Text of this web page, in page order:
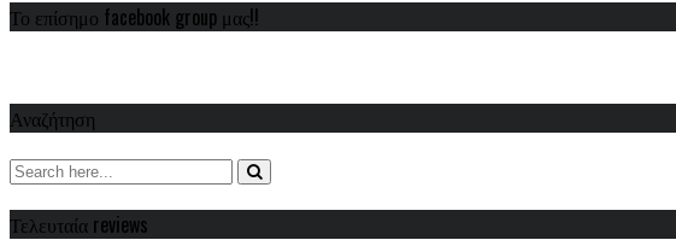
Το επίσημο facebook group μας!!
Αναζήτηση
Τελευταία reviews